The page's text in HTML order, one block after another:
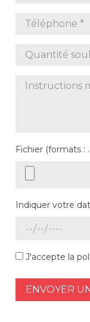
Fichier (formats :
Indiquer votre
J'accepte la
ENVOYER